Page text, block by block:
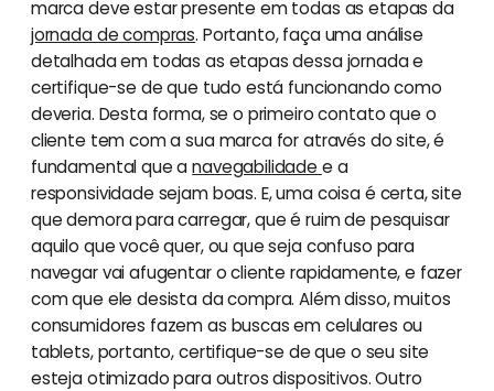
marca deve estar presente em todas as etapas da
jornada de compras. Portanto, faça uma análise
detalhada em todas as etapas dessa jornada e
certifique-se de que tudo está funcionando como
deveria. Desta forma, se o primeiro contato que o
cliente tem com a sua marca for através do site, é
fundamental que anavegabilidade e a
responsividade sejam boas. E, uma coisa é certa, site
que demora para carregar, que é ruim de pesquisar
aquilo que você quer, ou que seja confuso para
navegar vai afugentar o cliente rapidamente, e fazer
com que ele desista da compra. Além disso, muitos
consumidores fazem as buscas em celulares ou
tablets, portanto, certifique-se de que o seu site
esteja otimizado para outros dispositivos. Outro